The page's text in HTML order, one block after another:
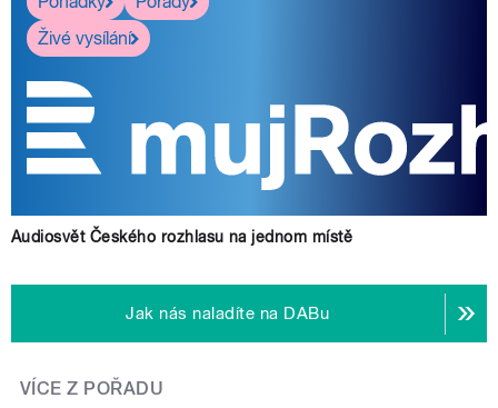
Živé vysílání
Audiosvět Českého rozhlasu na jednom místě
Jak nás naladíte na DABu
VÍCE Z POŘADU